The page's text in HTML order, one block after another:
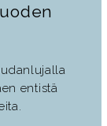
entistä